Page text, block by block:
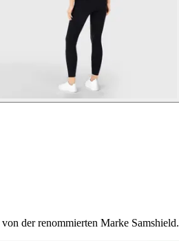
der renommierten Marke Samshield.